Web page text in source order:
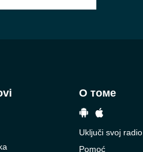
О томе
Uključi svoj radio
Pomoć